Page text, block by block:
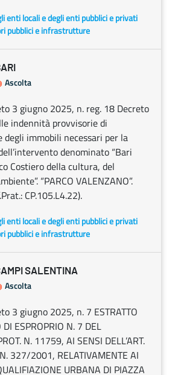
enti locali e degli enti pubblici e privati
pubblici e infrastrutture
Ascolta
3 giugno 2025, n. reg. 18 Decreto
indennità provvisorie di
degli immobili necessari per la
denominato “Bari
Costiero della cultura, del
“PARCO VALENZANO”.
CP.105.L4.22).
enti locali e degli enti pubblici e privati
pubblici e infrastrutture
SALENTINA
Ascolta
3 giugno 2025, n. 7 ESTRATTO
DI ESPROPRIO N. 7 DEL
N. 11759, AI SENSI DELL’ART.
327/2001, RELATIVAMENTE AI
URBANA DI PIAZZA